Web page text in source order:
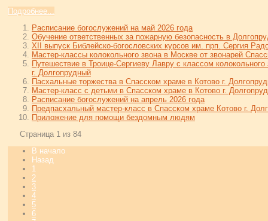
Подробнее...
Расписание богослужений на май 2026 года
Обучение ответственных за пожарную безопасность в
XII выпуск Библейско-богословских курсов им. прп. Сергия
Мастер-классы колокольного звона в Москве от звонарей
Путешествие в Троице-Сергиеву Лавру с классом
г. Долгопрудный
Пасхальные торжества в Спасском храме в Котово г.
Мастер-класс с детьми в Спасском храме в Котово г.
Расписание богослужений на апрель 2026 года
Предпасхальный мастер-класс в Спасском храме Котово г.
Приложение для помощи бездомным людям
Страница 1 из 84
В начало
Назад
1
2
3
4
5
6